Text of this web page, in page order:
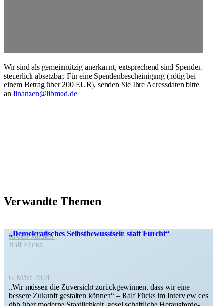
Wir sind als gemein­nützig anerkannt, entspre­chend sind Spenden
steuerlich absetzbar. Für eine Spenden­be­schei­nigung (nötig bei
einem Betrag über 200 EUR), senden Sie Ihre Adress­daten bitte
an finanzen@libmod.de
Verwandte Themen
„Demokra­ti­sches Selbst­be­wusstsein statt Furcht“
In den Medien
Ralf Fücks
6. März 2024
„Wir müssen die Zuver­sicht zurück­ge­winnen, dass wir eine
bessere Zukunft gestalten können“ – Ralf Fücks im Interview des
dbb über moderne Staat­lichkeit, gesell­schaft­liche Heraus­for­de­